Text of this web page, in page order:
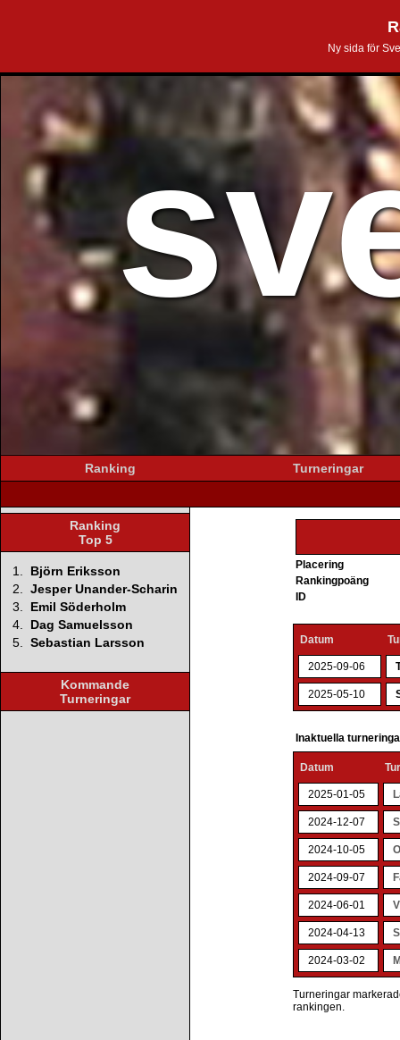
Ny sida för
Ranking Turneringar
Ranking
Top 5
1.
Björn Eriksson
2. Jesper Unander-Scharin
3.
Emil Söderholm
4.
Dag Samuelsson
5. Sebastian Larsson
Kommande
Turneringar
Placering
Rankingpoäng
ID
Datum
2025-09-06
2025-05-10
Inaktuella
Datum
2025-01-05
2024-12-07
2024-10-05
2024-09-07
2024-06-01
2024-04-13
2024-03-02
Turneringar
rankingen.